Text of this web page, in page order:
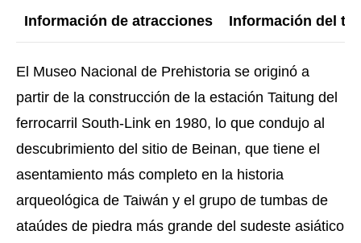
Información de atracciones Información del
El Museo Nacional de Prehistoria se originó a
partir de la construcción de la estación Taitung del
ferrocarril South-Link en 1980, lo que condujo al
descubrimiento del sitio de Beinan, que tiene el
asentamiento más completo en la historia
arqueológica de Taiwán y el grupo de tumbas de
ataúdes de piedra más grande del sudeste asiático